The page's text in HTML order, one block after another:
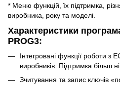
* Меню функцій, їх підтримка,
виробника, року та моделі.
Характеристики
PROG3:
Інтегровані функції роботи з
виробників. Підтримка більш
Зчитування та запис ключів